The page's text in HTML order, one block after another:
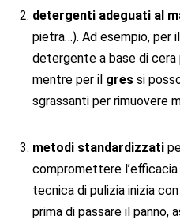
detergenti adeguati al
pietra…). Ad esempio, per il
detergente a base di cera
mentre per il gressi
sgrassanti per rimuovere
metodi standardizzati
compromettere l’efficacia
tecnica di pulizia inizia
prima di passare il panno,